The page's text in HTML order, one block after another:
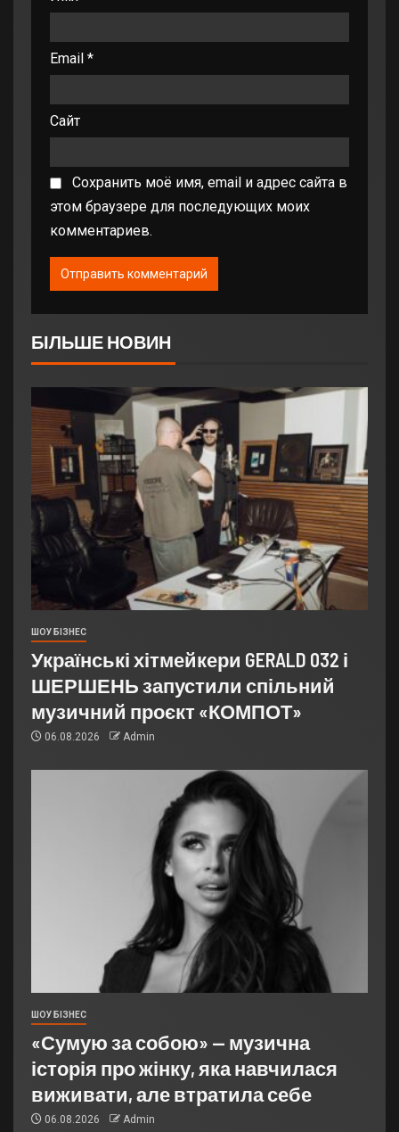
Email *
Сайт
Сохранить моё имя, email и адрес сайта в
этом браузере для последующих моих
комментариев.
БІЛЬШЕ НОВИН
ШОУ БІЗНЕС
Українські хітмейкери GERALD 032 і
ШЕРШЕНЬ запустили спільний
музичний проєкт «КОМПОТ»
06.08.2026 Admin
ШОУ БІЗНЕС
«Сумую за собою» — музична
історія про жінку, яка навчилася
виживати, але втратила себе
06.08.2026 Admin